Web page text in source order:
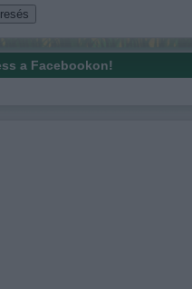
a Facebookon!